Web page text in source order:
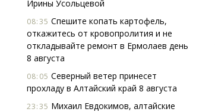
Ирины Усольцевой
08:35 Спешите копать картофель,
откажитесь от кровопролития и не
откладывайте ремонт в Ермолаев день
8 августа
08:05 Северный ветер принесет
прохладу в Алтайский край 8 августа
23:35 Михаил Евдокимов, алтайские